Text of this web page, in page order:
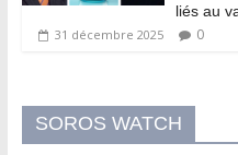
liés au
31 décembre 2025 0
SOROS WATCH